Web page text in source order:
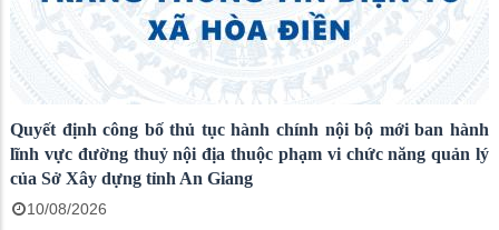
Quyết định công bố thủ tục hành chính nội bộ mới ban hành
lĩnh vực đường thuỷ nội địa thuộc phạm vi chức năng quản lý
của Sở Xây dựng tỉnh An Giang
10/08/2026